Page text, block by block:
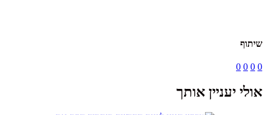
שיתוף
0
0
0
0
אולי יעניין אותך